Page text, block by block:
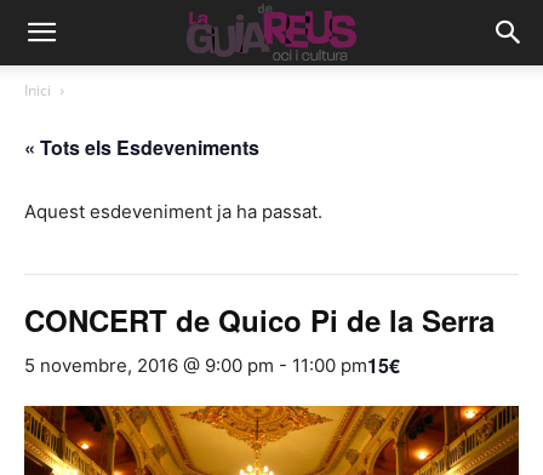
Inici
« Tots els Esdeveniments
Aquest esdeveniment ja ha passat.
CONCERT de Quico Pi de la Serra
5 novembre, 2016 @ 9:00 pm - 11:00 pm15€